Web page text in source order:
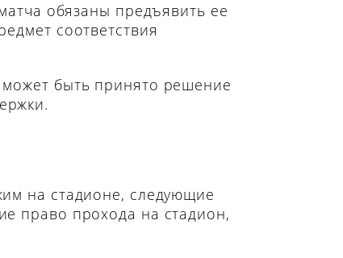
обязаны предъявить ее
соответствия
быть принято решение
на стадионе, следующие
право прохода на стадион,